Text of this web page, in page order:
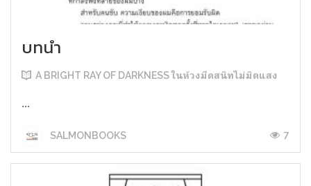
บทนำ
A BRIGHT RAY OF DARKNESS ในห้วงมืดสนิทไม่มิดแสง
...
SALMONBOOKS 7